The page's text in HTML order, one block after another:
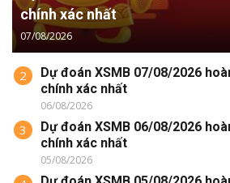
chính xác nhất
07/08/2026
2
Dự đoán XSMB 07/08/2026
chính xác nhất
06/08/2026
3
Dự đoán XSMB 06/08/2026
chính xác nhất
05/08/2026